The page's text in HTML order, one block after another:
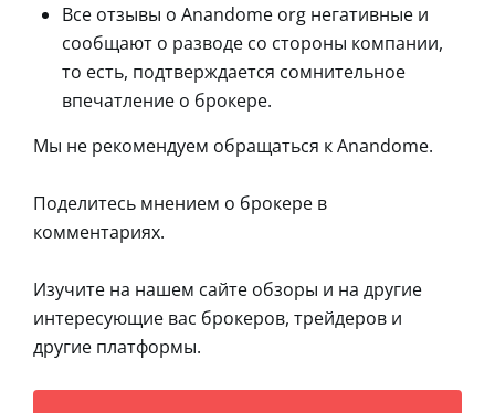
Все отзывы о Anandome org негативные и
сообщают о разводе со стороны компании,
то есть, подтверждается сомнительное
впечатление о брокере.
Мы не рекомендуем обращаться к Anandome.
Поделитесь мнением о брокере в
комментариях.
Изучите на нашем сайте обзоры и на другие
интересующие вас брокеров, трейдеров и
другие платформы.